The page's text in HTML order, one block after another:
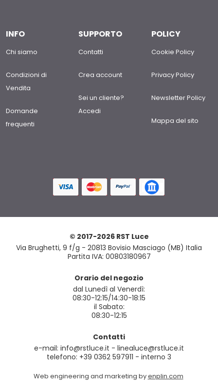
INFO
Chi siamo
Condizioni di
Vendita
Domande
frequenti
SUPPORTO
Contatti
Crea account
Sei un cliente?
Accedi
POLICY
Cookie Policy
Privacy Policy
Newsletter Policy
Mappa del sito
© 2017-2026 RST Luce
Via Brughetti, 9 f/g - 20813 Bovisio Masciago (MB) Italia
Partita IVA: 00803180967
Orario del negozio
dal Lunedì al Venerdì:
08:30-12:15/14:30-18:15
il Sabato:
08:30-12:15
Contatti
e-mail: info@rstluce.it - linealuce@rstluce.it
telefono: +39 0362 597911 - interno 3
Web engineering and marketing byenplin.com